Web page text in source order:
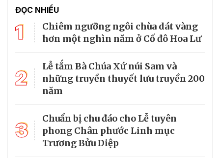
ĐỌC NHIỀU
1
Chiêm ngưỡng ngôi chùa dát vàng
hơn một nghìn năm ở Cố đô Hoa Lư
2
Lễ tắm Bà Chúa Xứ núi Sam và
những truyền thuyết lưu truyền 200
năm
3
Chuẩn bị chu đáo cho Lễ tuyên
phong Chân phước Linh mục
Trương Bửu Diệp